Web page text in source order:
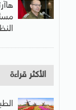
الأكثر قراءة